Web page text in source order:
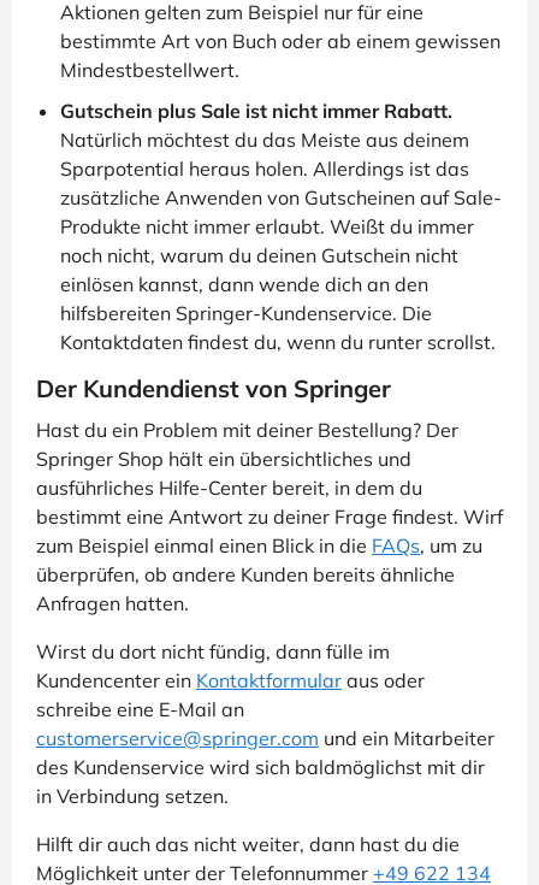
Aktionen gelten zum Beispiel nur für eine
bestimmte Art von Buch oder ab einem gewissen
Mindestbestellwert.
Gutschein plus Sale ist nicht immer Rabatt.
Natürlich möchtest du das Meiste aus deinem
Sparpotential heraus holen. Allerdings ist das
zusätzliche Anwenden von Gutscheinen auf Sale-
Produkte nicht immer erlaubt. Weißt du immer
noch nicht, warum du deinen Gutschein nicht
einlösen kannst, dann wende dich an den
hilfsbereiten Springer-Kundenservice. Die
Kontaktdaten findest du, wenn du runter scrollst.
Der Kundendienst von Springer
Hast du ein Problem mit deiner Bestellung? Der
Springer Shop hält ein übersichtliches und
ausführliches Hilfe-Center bereit, in dem du
bestimmt eine Antwort zu deiner Frage findest. Wirf
zum Beispiel einmal einen Blick in die FAQs, um zu
überprüfen, ob andere Kunden bereits ähnliche
Anfragen hatten.
Wirst du dort nicht fündig, dann fülle im
Kundencenter ein Kontaktformular aus oder
schreibe eine E-Mail an
customerservice@springer.com und ein Mitarbeiter
des Kundenservice wird sich baldmöglichst mit dir
in Verbindung setzen.
Hilft dir auch das nicht weiter, dann hast du die
Möglichkeit unter der Telefonnummer +49 622 134